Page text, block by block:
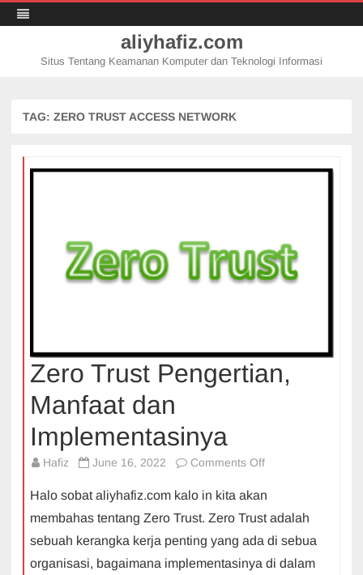
aliyhafiz.com
Situs Tentang Keamanan Komputer dan Teknologi Informasi
TAG: ZERO TRUST ACCESS NETWORK
Zero Trust Pengertian,
Manfaat dan
Implementasinya
Hafiz June 16, 2022 Comments Offon
Trust
Pengertian,
Manfaat
dan
Halo sobat aliyhafiz.com kalo in kita akan
membahas tentang Zero Trust. Zero Trust adalah
sebuah kerangka kerja penting yang ada di sebua
organisasi, bagaimana implementasinya di dalam